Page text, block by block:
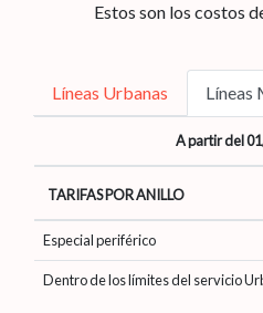
Estos son los costos
Líneas Urbanas Líneas
A partir del
TARIFAS POR ANILLO
Especial periférico
Dentro de los límites del servicio